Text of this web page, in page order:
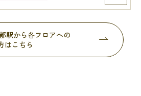
駅から各フロアへの
はこちら